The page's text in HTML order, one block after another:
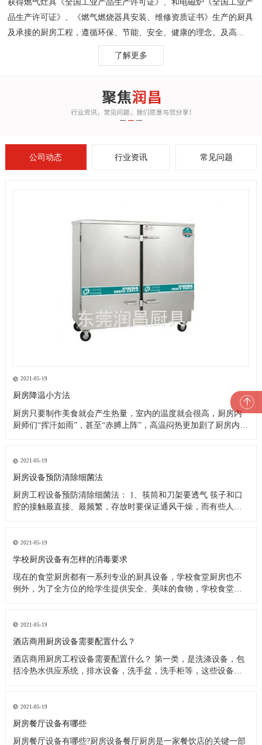
获得燃气灶具《全国工业产品生产许可证》、和电磁炉《全国工业产
品生产许可证》、《燃气燃烧器具安装、维修资质证书》生产的厨具
及承接的厨房工程，遵循环保、节能、安全、健康的理念。及高...
了解更多
公司动态 行业资讯 常见问题
2021-05-19
厨房降温小方法
厨房只要制作美食就会产生热量，室内的温度就会很高，厨房内
厨师们“挥汗如雨”，甚至“赤膊上阵”，高温闷热更加剧了厨房内的
热，严重影响厨师们的身心健康，大大降低了他们的工作效率及
工作热情
2021-05-19
厨房设备预防清除细菌法
厨房工程设备预防清除细菌法： 1、筷筒和刀架要透气 筷子和口
腔的接触最直接、最频繁，存放时要保证通风干燥，而有些人把
筒，并把它钉在墙上或放在通风处，这样能很快把水沥干。还有
人习惯在筷子上搭
2021-05-19
学校厨房设备有怎样的消毒要求
现在的食堂厨房都有一系列专业的厨具设备，学校食堂厨房也不
例外，为了全方位的给学生提供安全、美味的食物，学校食堂厨
校食堂厨房设备清洗消毒要求 1、使用后的餐具必须在指定的餐具
洗涤槽内将食
2021-05-19
酒店商用厨房设备需要配置什么？
酒店商用厨房工程设备需要配置什么？ 第一类，是洗涤设备，包
括冷热水供应系统，排水设备，洗手盆，洗手柜等，这些设备在
类，是饮食用具，主要包括餐厅家具和饮食用具。 第三类，食物
用具。炊具，
2021-05-19
厨房餐厅设备有哪些
厨房餐厅设备有哪些?厨房设备餐厅厨房是一家餐饮店的关键一部